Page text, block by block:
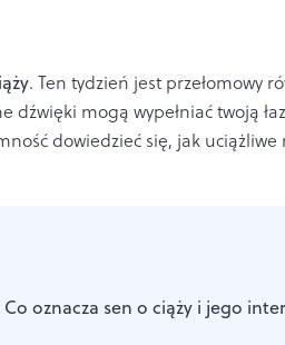
. Ten tydzień jest przełomowy
mogą wypełniać twoją
dowiedzieć się, jak uciążliwe
Co oznacza sen o ciąży i jego